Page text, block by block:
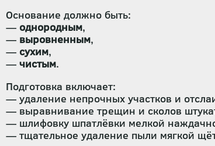
Основание должно быть:
— однородным,
— выровненным,
— сухим,
— чистым.
Подготовка включает:
— удаление непрочных участков и
— выравнивание трещин и сколов
— шлифовку шпатлёвки мелкой
— тщательное удаление пыли мягкой